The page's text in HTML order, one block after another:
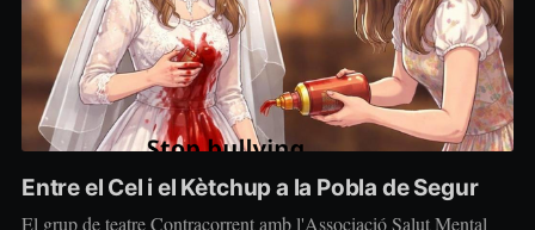
Entre el Cel i el Kètchup a la Pobla de Segur
El grup de teatre Contracorrent amb l'Associació Salut Mental